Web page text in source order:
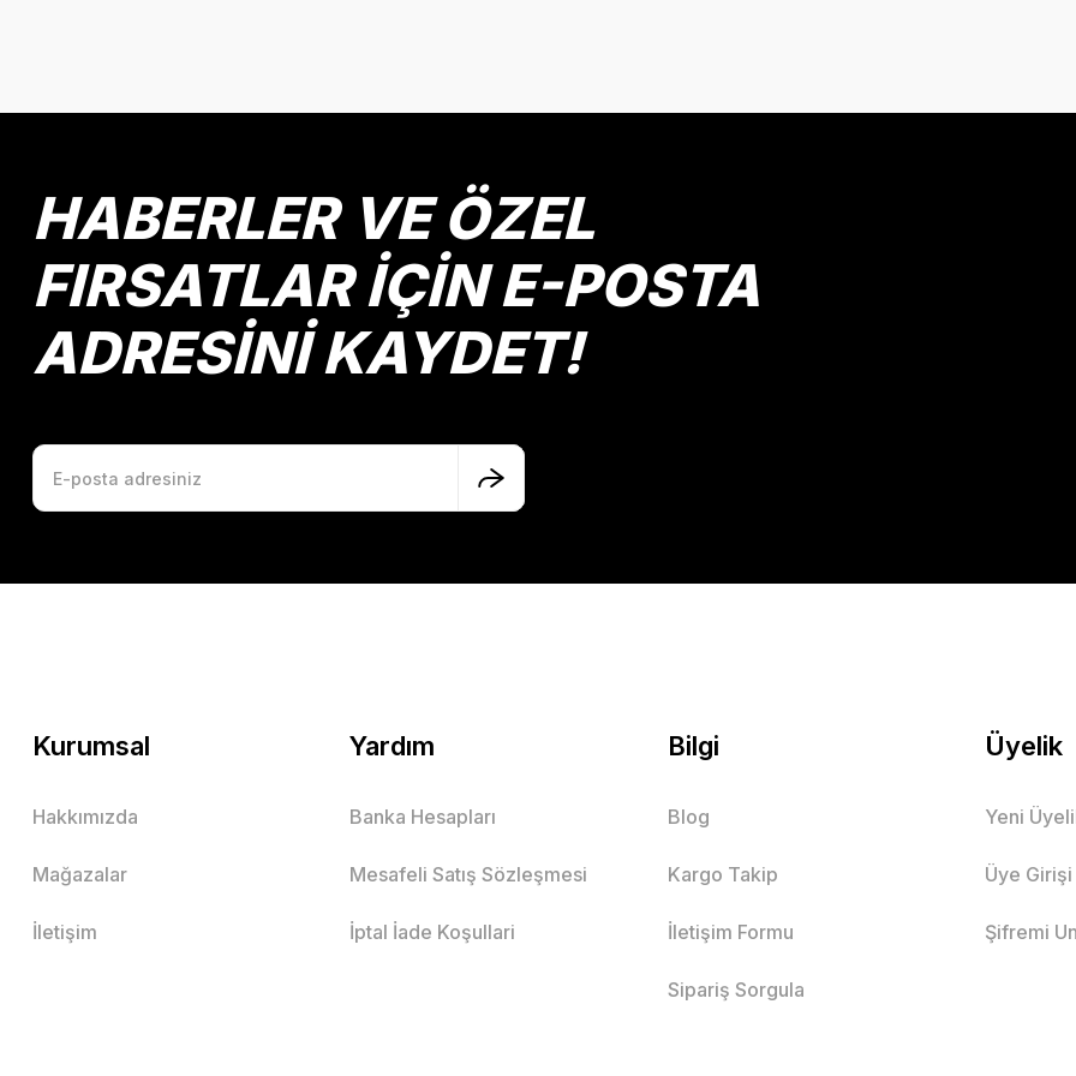
Ürün resmi kalitesiz, bozuk veya görüntülenemiyor.
Ürün fiyatı diğer sitelerden daha pahalı.
HABERLER VE ÖZEL
FIRSATLAR İÇİN E-POSTA
ADRESİNİ KAYDET!
Kurumsal
Hakkımızda
Mağazalar
İletişim
Yardım
Banka Hesapları
Mesafeli Satış Sözleşmesi
İptal İade Koşullari
Bilgi
Blog
Kargo Takip
İletişim Formu
Sipariş Sorgula
Üyelik
Yeni
Üye Girişi
Şifremi